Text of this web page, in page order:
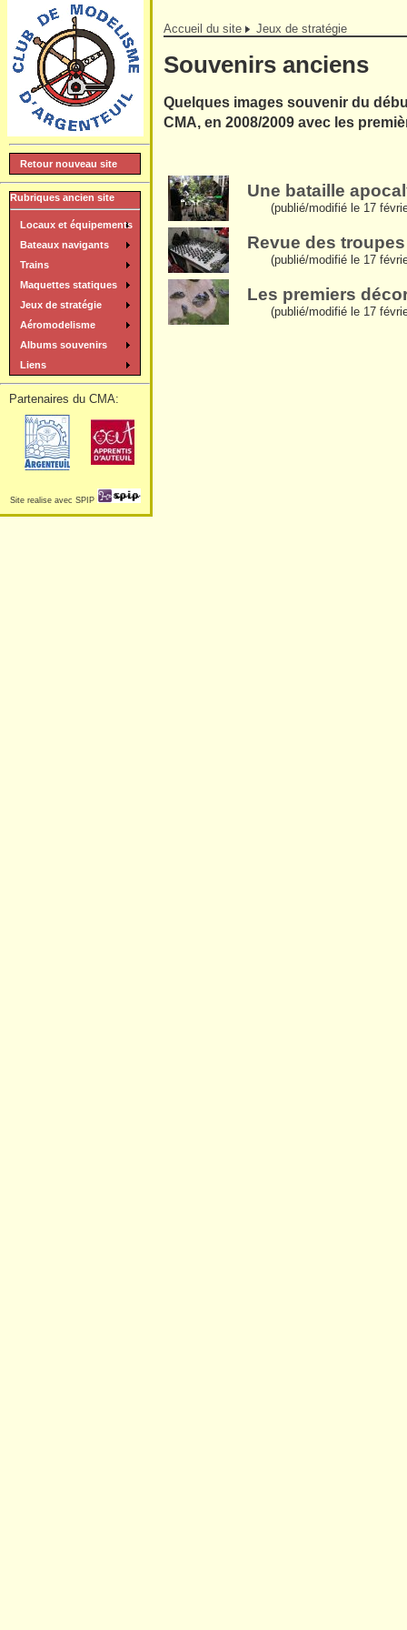
Accueil du site Jeux de stratégie
Souvenirs anciens
Quelques images souvenir du
CMA, en 2008/2009 avec les
Une bataille
(publié/modifié le 17
Revue des
(publié/modifié le 17
Les premiers
(publié/modifié le 17
Retour nouveau site
Rubriques ancien site
Locaux et équipements
Bateaux navigants
Trains
Maquettes statiques
Jeux de stratégie
Aéromodelisme
Albums souvenirs
Liens
Partenaires du CMA:
Site realise avec SPIP